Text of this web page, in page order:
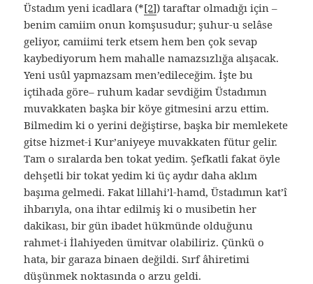
Üstadım yeni icadlara (*[2]) taraftar olmadığı için –
benim camiim onun komşusudur; şuhur-u selâse
geliyor, camiimi terk etsem hem ben çok sevap
kaybediyorum hem mahalle namazsızlığa alışacak.
Yeni usûl yapmazsam men’edileceğim. İşte bu
içtihada göre– ruhum kadar sevdiğim Üstadımın
muvakkaten başka bir köye gitmesini arzu ettim.
Bilmedim ki o yerini değiştirse, başka bir memlekete
gitse hizmet-i Kur’aniyeye muvakkaten fütur gelir.
Tam o sıralarda ben tokat yedim. Şefkatli fakat öyle
dehşetli bir tokat yedim ki üç aydır daha aklım
başıma gelmedi. Fakat lillahi’l-hamd, Üstadımın kat’î
ihbarıyla, ona ihtar edilmiş ki o musibetin her
dakikası, bir gün ibadet hükmünde olduğunu
rahmet-i İlahiyeden ümitvar olabiliriz. Çünkü o
hata, bir garaza binaen değildi. Sırf âhiretimi
düşünmek noktasında o arzu geldi.